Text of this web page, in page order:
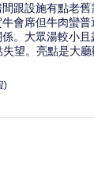
跟設施有點老
會席但牛肉蠻普
。大眾湯較小
望。亮點是大
)